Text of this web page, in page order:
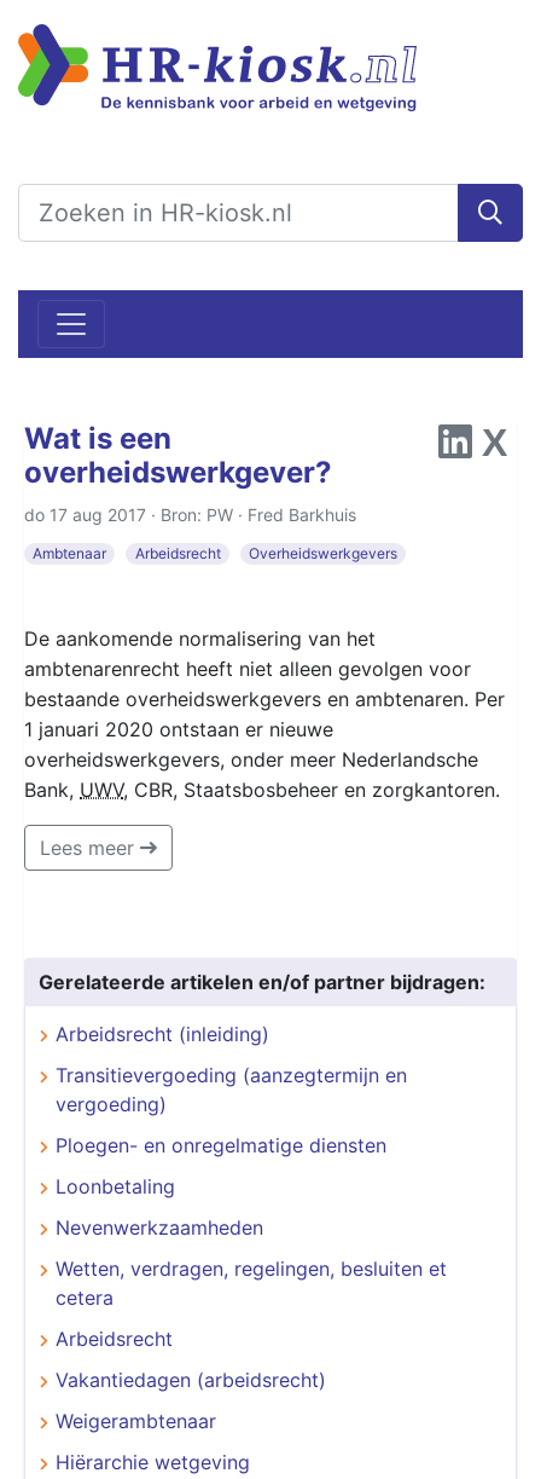
Wat is een
overheidswerkgever?
do 17 aug 2017 · Bron: PW · Fred Barkhuis
Ambtenaar Arbeidsrecht Overheidswerkgevers
De aankomende normalisering van het
ambtenarenrecht heeft niet alleen gevolgen voor
bestaande overheidswerkgevers en ambtenaren. Per
1 januari 2020 ontstaan er nieuwe
overheidswerkgevers, onder meer Nederlandsche
Bank, UWV, CBR, Staatsbosbeheer en zorgkantoren.
Lees meer
Gerelateerde artikelen en/of partner bijdragen:
Arbeidsrecht (inleiding)
Transitievergoeding (aanzegtermijn en
vergoeding)
Ploegen- en onregelmatige diensten
Loonbetaling
Nevenwerkzaamheden
Wetten, verdragen, regelingen, besluiten et
cetera
Arbeidsrecht
Vakantiedagen (arbeidsrecht)
Weigerambtenaar
Hiërarchie wetgeving